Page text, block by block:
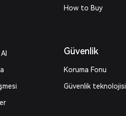
How to Buy
Güvenlik
Koruma Fonu
Güvenlik teknolojisi